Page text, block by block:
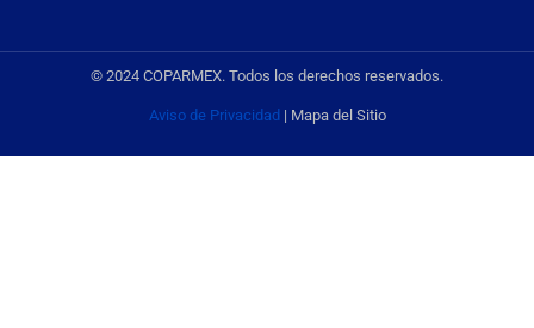
© 2024 COPARMEX. Todos los derechos reservados.
Aviso de Privacidad | Mapa del Sitio